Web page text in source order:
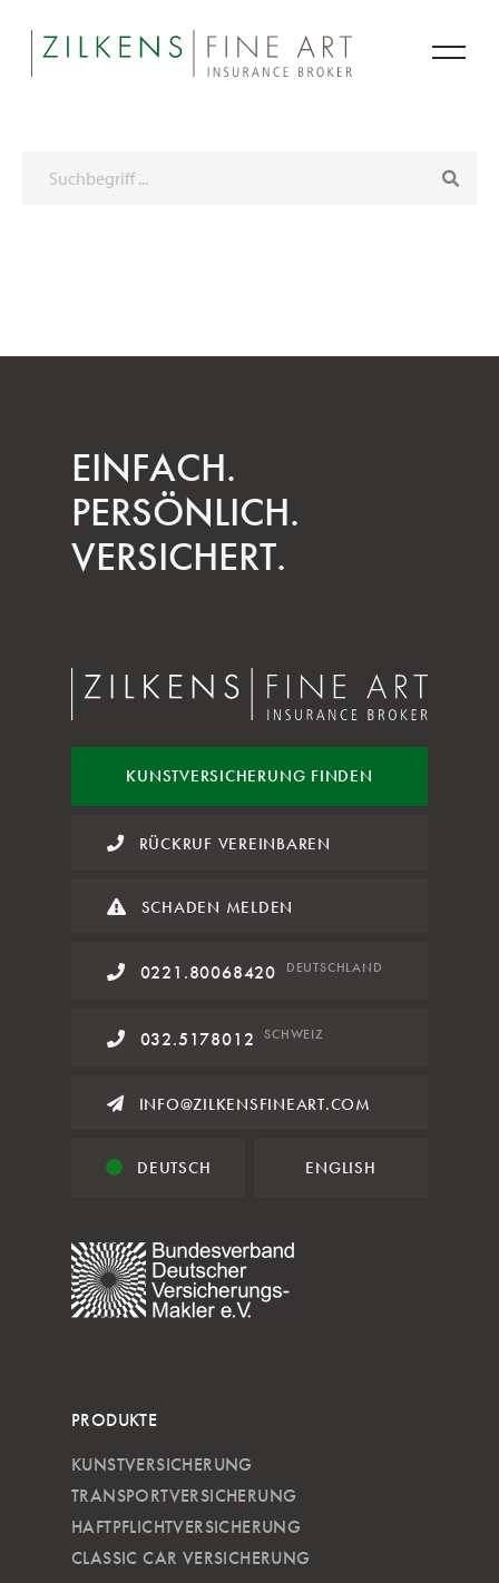
EINFACH.
PERSÖNLICH.
VERSICHERT.
KUNSTVERSICHERUNG FINDEN
RÜCKRUF VEREINBAREN
SCHADEN MELDEN
0221.80068420 DEUTSCHLAND
032.5178012 SCHWEIZ
INFO@ZILKENSFINEART.COM
DEUTSCH ENGLISH
PRODUKTE
KUNSTVERSICHERUNG
TRANSPORTVERSICHERUNG
HAFTPFLICHTVERSICHERUNG
CLASSIC CAR VERSICHERUNG